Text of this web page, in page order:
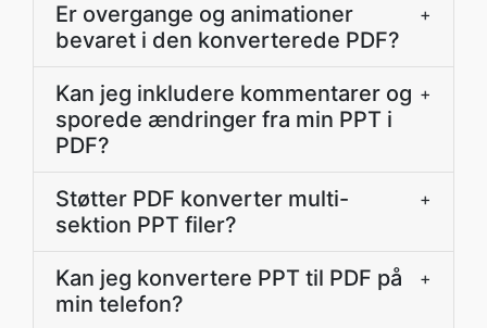
Er overgange og animationer
bevaret i den konverterede PDF?
+
Kan jeg inkludere kommentarer og
sporede ændringer fra min PPT i
PDF?
+
Støtter PDF konverter multi-
sektion PPT filer?
+
Kan jeg konvertere PPT til PDF på
min telefon?
+